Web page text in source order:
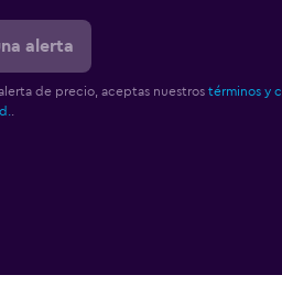
alerta
de precio, aceptas nuestros términos y